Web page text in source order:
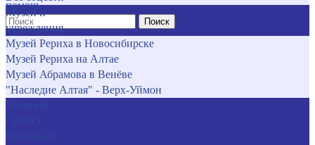
помочь
Поиск
Музеи и
учреждения
Музей Рериха в Новосибирске
Музей Рериха на Алтае
Музей Абрамова в Венёве
"Наследие Алтая" - Верх-Уймон